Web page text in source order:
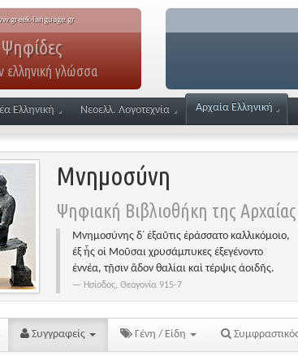
language.gr
Ψηφίδες
ελληνική γλώσσα
Ελληνική Νεοελλ. Λογοτεχνία Αρχαία Ελληνική
Μνημοσύνη
Ψηφιακή Βιβλιοθήκη της
Μνημοσύνης δ᾽ ἐξαῦτις ἐράσσατο καλλικόμοιο,
ἐξ ἧς οἱ Μοῦσαι χρυσάμπυκες ἐξεγένοντο
ἐννέα, τῇσιν ἅδον θαλίαι καὶ τέρψις ἀοιδῆς.
Ησίοδος, Θεογονία 915-7
Συγγραφείς Γένη / Είδη